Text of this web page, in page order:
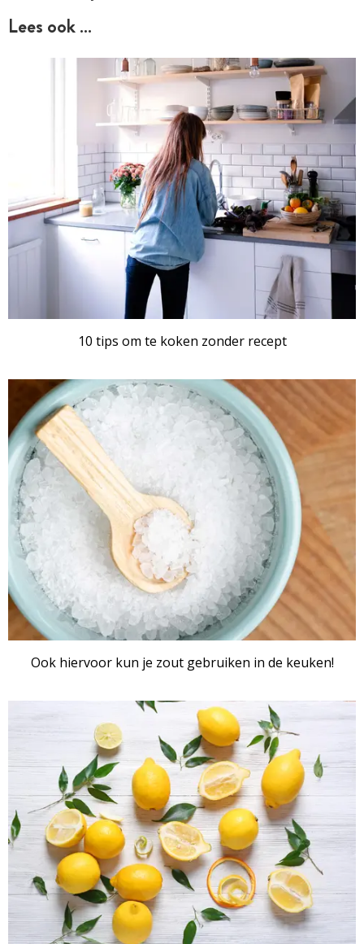
Lees ook …
10 tips om te koken zonder recept
Ook hiervoor kun je zout gebruiken in de keuken!